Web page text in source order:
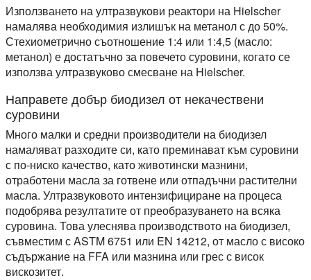
Използването на ултразвукови реактори на Hielscher
намалява необходимия излишък на метанол с до 50%.
Стехиометрично съотношение 1:4 или 1:4,5 (масло:
метанол) е достатъчно за повечето суровини, когато се
използва ултразвуково смесване на Hielscher.
Направете добър биодизел от некачествени
суровини
Много малки и средни производители на биодизел
намаляват разходите си, като преминават към суровини
с по-ниско качество, като животински мазнини,
отработени масла за готвене или отпадъчни растителни
масла. Ултразвуковото интензифициране на процеса
подобрява резултатите от преобразуването на всяка
суровина. Това улеснява производството на биодизел,
съвместим с ASTM 6751 или EN 14212, от масло с високо
съдържание на FFA или мазнина или грес с висок
вискозитет.